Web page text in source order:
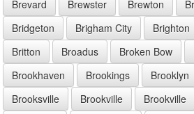
Brevard
Brewster Brewton
Bridgeton
Brigham City Brighton
Britton
Broadus Broken Bow
Brookhaven
Brookings Brooklyn
Brooksville
Brookville Brookville